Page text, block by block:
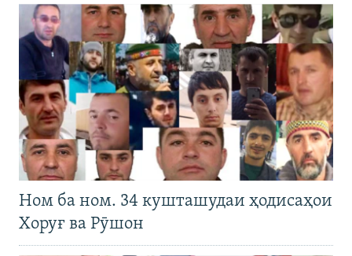
Ном ба ном. 34 кушташудаи ҳодисаҳои
Хоруғ ва Рӯшон